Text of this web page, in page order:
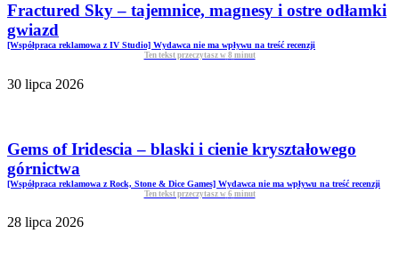
Fractured Sky – tajemnice, magnesy i ostre odłamki
gwiazd
[Współpraca reklamowa z IV Studio] Wydawca nie ma wpływu na treść recenzji
Ten tekst przeczytasz w 8 minut
30 lipca 2026
Gems of Iridescia – blaski i cienie kryształowego
górnictwa
[Współpraca reklamowa z Rock, Stone & Dice Games] Wydawca nie ma wpływu na treść recenzji
Ten tekst przeczytasz w 6 minut
28 lipca 2026